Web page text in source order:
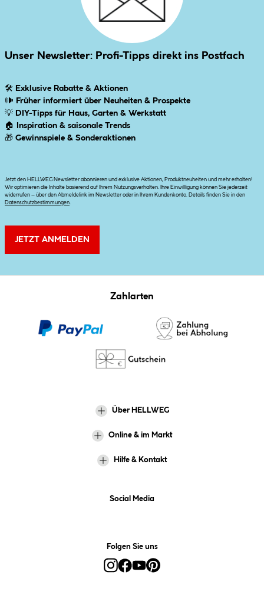
Unser Newsletter: Profi-Tipps direkt ins Postfach
🛠 Exklusive Rabatte & Aktionen
🕪 Früher informiert über Neuheiten & Prospekte
💡 DIY-Tipps für Haus, Garten & Werkstatt
🏠
Inspiration & saisonale Trends
🎁 Gewinnspiele & Sonderaktionen
Jetzt den HELLWEG Newsletter abonnieren und exklusive Aktionen, Produktneuheiten und mehr erhalten!
Wir optimieren die Inhalte basierend auf Ihrem Nutzungsverhalten. Ihre Einwilligung können Sie jederzeit
widerrufen – über den Abmeldelink im Newsletter oder in Ihrem Kundenkonto. Details finden Sie in den
Datenschutzbestimmungen
JETZT ANMELDEN
Zahlarten
Über HELLWEG
Online & im Markt
Hilfe & Kontakt
Social Media
Folgen Sie uns